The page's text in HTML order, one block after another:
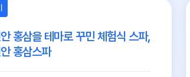
홍삼을 테마로 꾸민 체험식 스파,
홍삼스파